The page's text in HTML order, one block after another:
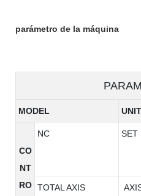
parámetro de la máquina
MODEL UNIT
CO
NT
RO
NC SET
TOTAL AXIS